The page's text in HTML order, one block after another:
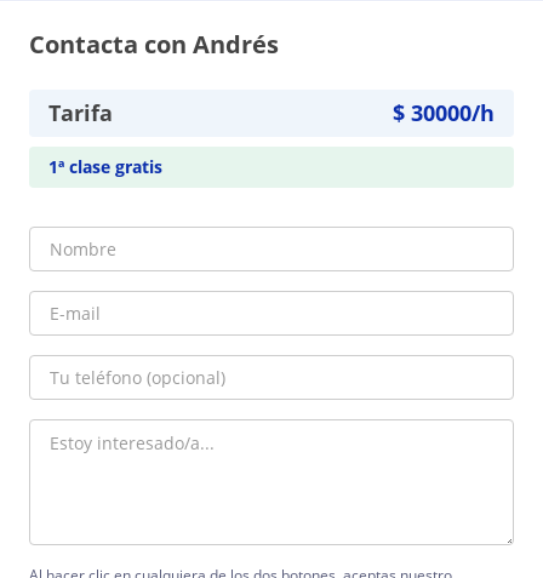
Contacta con Andrés
Tarifa $ 30000/h
1ª clase gratis